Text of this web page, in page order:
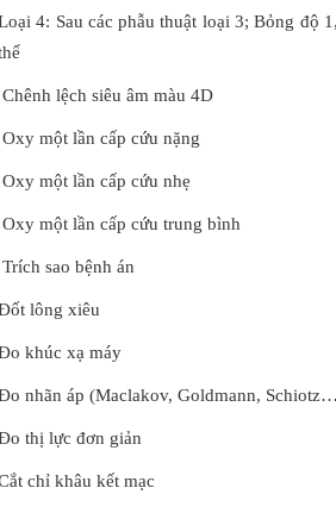
4: Sau các phẫu thuật loại 3; Bỏng độ
Chênh lệch siêu âm màu 4D
Oxy một lần cấp cứu nặng
Oxy một lần cấp cứu nhẹ
Oxy một lần cấp cứu trung bình
Trích sao bệnh án
lông xiêu
khúc xạ máy
nhãn áp (Maclakov, Goldmann,
thị lực đơn giản
chỉ khâu kết mạc